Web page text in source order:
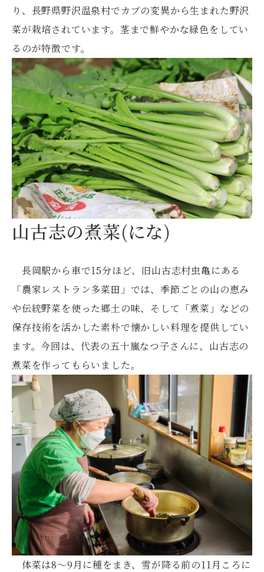
り、長野県野沢温泉村でカブの変異から生まれた野沢
菜が栽培されています。茎まで鮮やかな緑色をしてい
るのが特徴です。
山古志の煮菜(にな)
長岡駅から車で15分ほど、旧山古志村虫亀にある
「農家レストラン多菜田」では、季節ごとの山の恵み
や伝統野菜を使った郷土の味、そして「煮菜」などの
保存技術を活かした素朴で懐かしい料理を提供してい
ます。今回は、代表の五十嵐なつ子さんに、山古志の
煮菜を作ってもらいました。
体菜は8～9月に種をまき、雪が降る前の11月ころに